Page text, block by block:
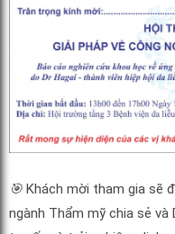
🎯 Khách mời tham gia sẽ
ngành Thẩm mỹ chia sẻ và